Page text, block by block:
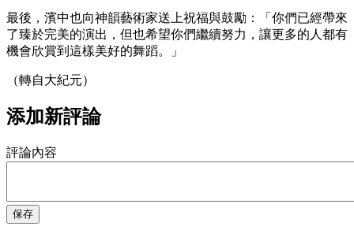
最後，濱中也向神韻藝術家送上祝福與鼓勵：「你們已經帶來
了臻於完美的演出，但也希望你們繼續努力，讓更多的人都有
機會欣賞到這樣美好的舞蹈。」
（轉自大紀元）
添加新評論
評論內容
保存